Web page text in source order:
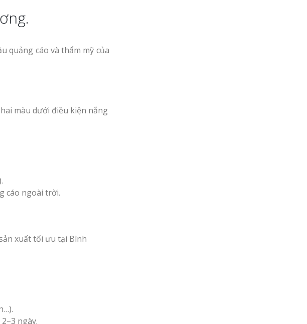
quảng cáo và thẩm mỹ của
màu dưới điều kiện nắng
cáo ngoài trời.
xuất tối ưu tại Bình
ngày.